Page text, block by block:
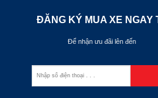
ĐĂNG KÝ MUA XE NGAY
Để nhận ưu đãi lên đến